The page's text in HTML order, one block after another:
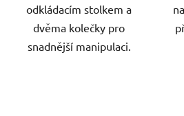
odkládacím stolkem a
dvěma kolečky pro
snadnější manipulaci.